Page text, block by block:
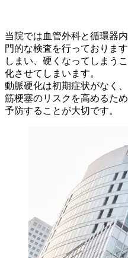
当院では血管外科と循環器
門的な検査を行っておりま
しまい、硬くなってしまう
化させてしまいます。
動脈硬化は初期症状がなく
筋梗塞のリスクを高めるた
予防することが大切です。